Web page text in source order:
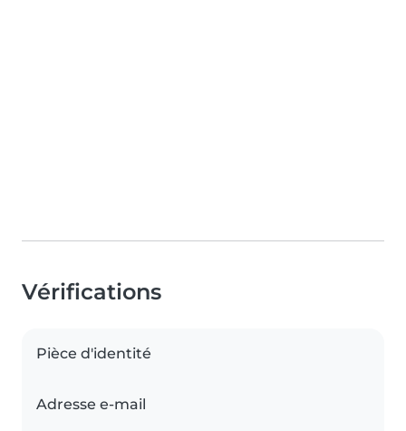
Vérifications
Pièce d'identité
Adresse e-mail